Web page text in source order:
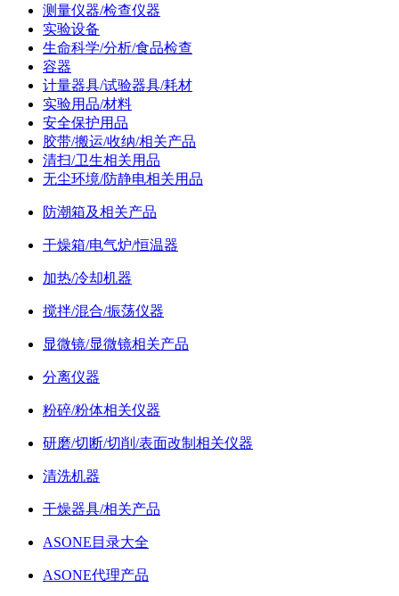
测量仪器/检查仪器
实验设备
生命科学/分析/食品检查
容器
计量器具/试验器具/耗材
实验用品/材料
安全保护用品
胶带/搬运/收纳/相关产品
清扫/卫生相关用品
无尘环境/防静电相关用品
防潮箱及相关产品
干燥箱/电气炉/恒温器
加热/冷却机器
搅拌/混合/振荡仪器
显微镜/显微镜相关产品
分离仪器
粉碎/粉体相关仪器
研磨/切断/切削/表面改制相关仪器
清洗机器
干燥器具/相关产品
ASONE目录大全
ASONE代理产品